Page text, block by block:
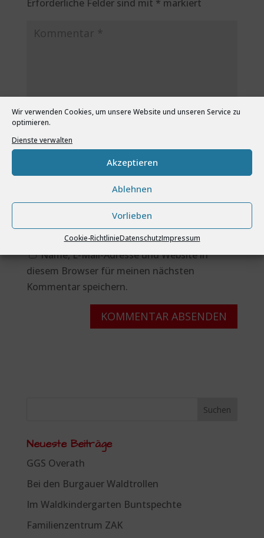
Wir verwenden Cookies, um unsere Website und unseren Service zu
optimieren.
Dienste verwalten
Akzeptieren
Ablehnen
Vorlieben
Cookie-RichtlinieDatenschutzImpressum
Erforderliche Felder sind mit * markiert
Name, E-Mail-Adresse und Website in
diesem Browser für meinen nächsten
Kommentar speichern.
Neueste Beiträge
GGS Overath
Bei den Burgauer Waldtrollen
Im Waldkindergarten Buntspechte
Familienzentrum ZAK